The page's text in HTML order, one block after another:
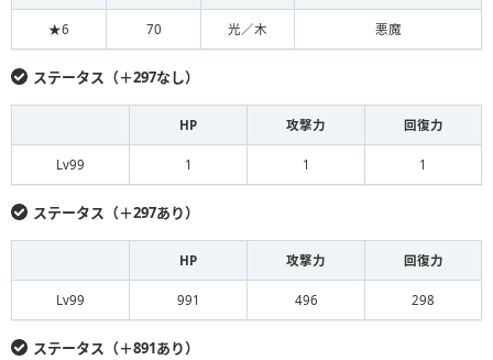
★6 70 光／木 悪魔
ステータス（＋297なし）
HP 攻撃力 回復力
Lv99 1 1 1
ステータス（＋297あり）
HP 攻撃力 回復力
Lv99 991 496 298
ステータス（＋891あり）